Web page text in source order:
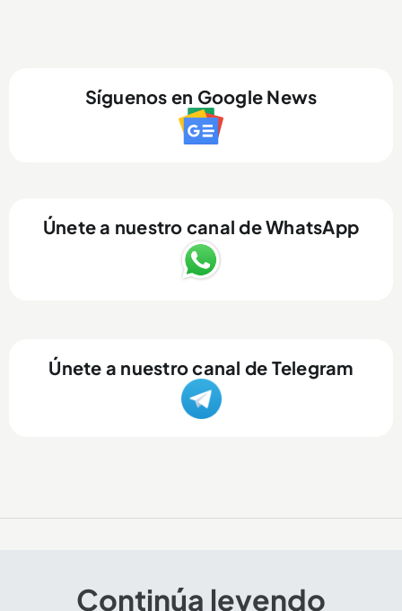
Síguenos en Google News
Únete a nuestro canal de WhatsApp
Únete a nuestro canal de Telegram
Continúa leyendo